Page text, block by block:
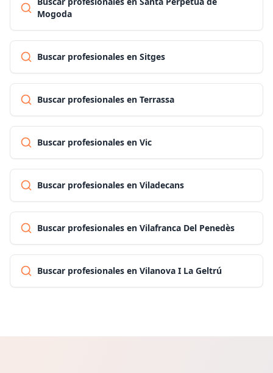
Mogoda
Buscar profesionales en Sitges
Buscar profesionales en Terrassa
Buscar profesionales en Vic
Buscar profesionales en Viladecans
Buscar profesionales en Vilafranca Del Penedès
Buscar profesionales en Vilanova I La Geltrú